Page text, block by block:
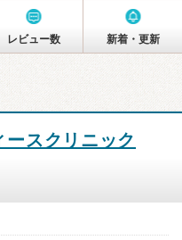
レビュー数 新着・更新
ースクリニック